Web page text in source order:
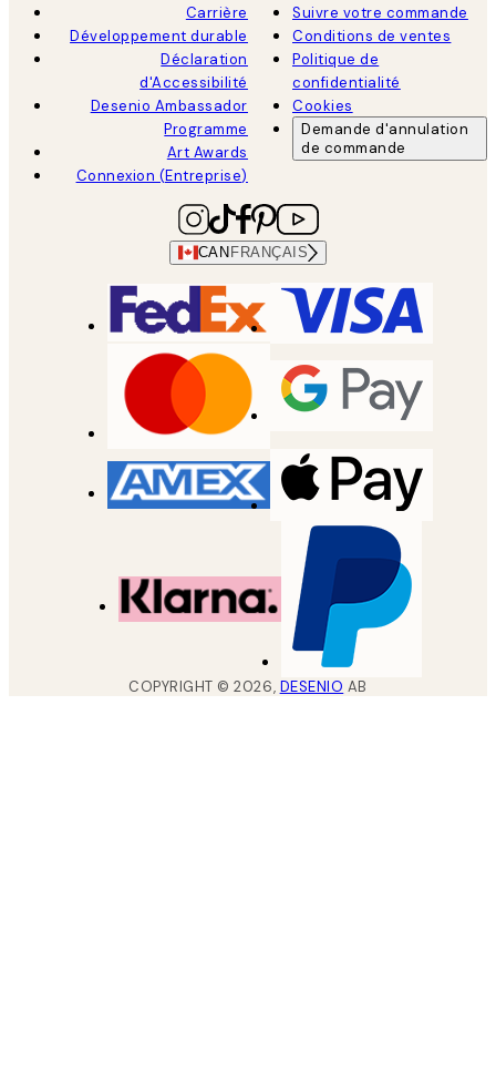
Carrière
Développement durable
Déclaration
d'Accessibilité
Desenio Ambassador
Programme
Art Awards
Connexion (Entreprise)
Suivre votre commande
Conditions de ventes
Politique de
confidentialité
Cookies
Demande d'annulation
de commande
CAN FRANÇAIS
COPYRIGHT ©2026, DESENIO AB